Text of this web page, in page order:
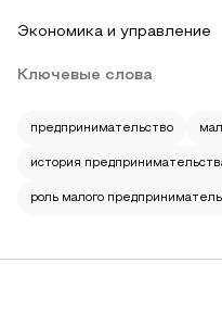
Экономика и управление
Ключевые слова
предпринимательство
история
роль малого